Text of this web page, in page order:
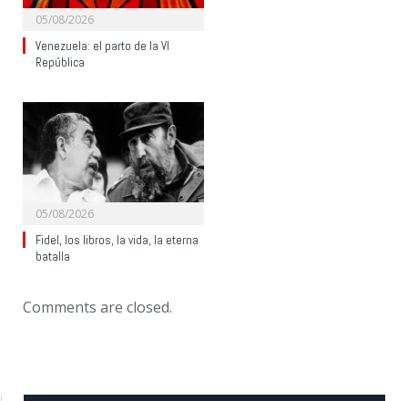
05/08/2026
Venezuela: el parto de la VI
República
05/08/2026
Fidel, los libros, la vida, la eterna
batalla
Comments are closed.